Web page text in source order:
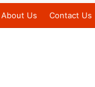
About Us Contact Us